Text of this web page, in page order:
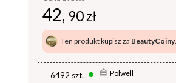
42, 90 zł
Ten produkt kupisz za BeautyCoiny.
6492 szt. Polwell